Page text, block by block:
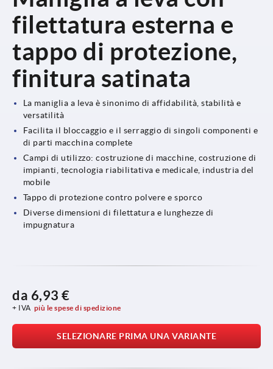
filettatura esterna e
tappo di protezione,
finitura satinata
La maniglia a leva è sinonimo di affidabilità, stabilità e
versatilità
Facilita il bloccaggio e il serraggio di singoli componenti e
di parti macchina complete
Campi di utilizzo: costruzione di macchine, costruzione di
impianti, tecnologia riabilitativa e medicale, industria del
mobile
Tappo di protezione contro polvere e sporco
Diverse dimensioni di filettatura e lunghezze di
impugnatura
da 6,93 €
+ IVA più le spese di spedizione
SELEZIONARE PRIMA UNA VARIANTE